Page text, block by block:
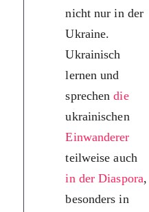
nicht nur in der
Ukraine.
Ukrainisch
lernen und
sprechendie
ukrainischen
Einwanderer
teilweise auch
in der Diaspora,
besonders in